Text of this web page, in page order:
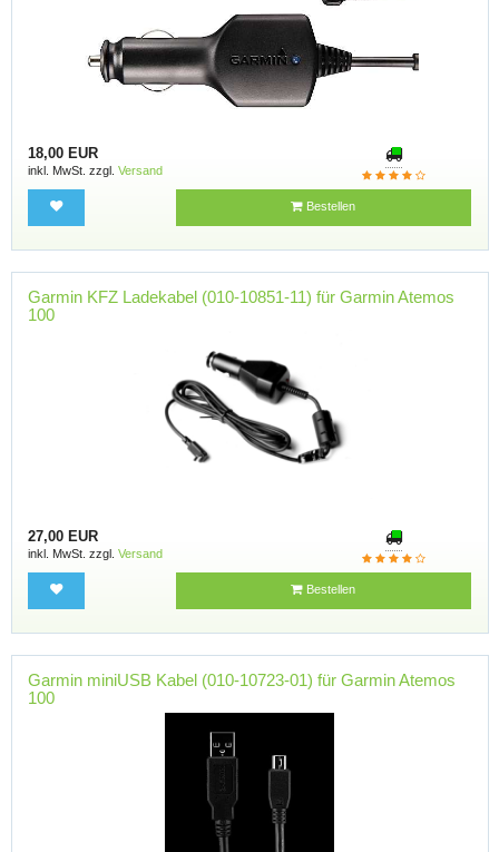
18,00 EUR
inkl. MwSt. zzgl. Versand
Bestellen
Garmin KFZ Ladekabel (010-10851-11) für Garmin Atemos
100
27,00 EUR
inkl. MwSt. zzgl. Versand
Bestellen
Garmin miniUSB Kabel (010-10723-01) für Garmin Atemos
100